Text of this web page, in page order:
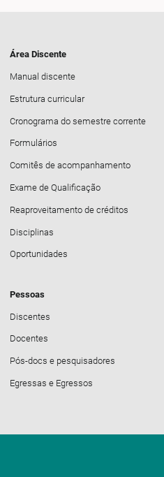
Área Discente
Manual discente
Estrutura curricular
Cronograma do semestre corrente
Formulários
Comitês de acompanhamento
Exame de Qualificação
Reaproveitamento de créditos
Disciplinas
Oportunidades
Pessoas
Discentes
Docentes
Pós-docs e pesquisadores
Egressas e Egressos